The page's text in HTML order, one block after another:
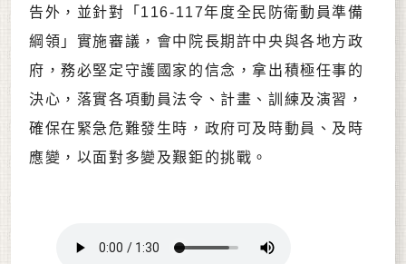
告外，並針對「116-117年度全民防衛動員準備
綱領」實施審議，會中院長期許中央與各地方政
府，務必堅定守護國家的信念，拿出積極任事的
決心，落實各項動員法令、計畫、訓練及演習，
確保在緊急危難發生時，政府可及時動員、及時
應變，以面對多變及艱鉅的挑戰。